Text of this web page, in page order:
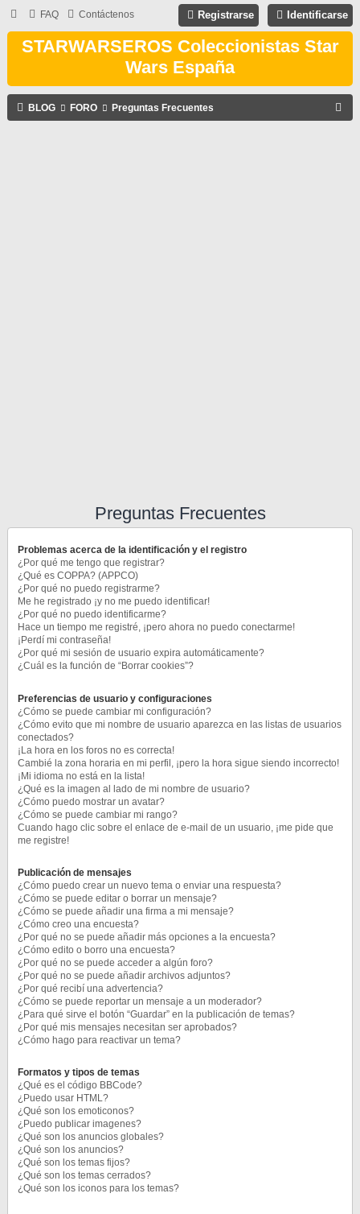
FAQ Contáctenos Identificarse
Registrarse
STARWARSEROS Coleccionistas Star
Wars España
BLOG FORO Preguntas Frecuentes
Preguntas Frecuentes
Problemas acerca de la identificación y el registro
¿Por qué me tengo que registrar?
¿Qué es COPPA? (APPCO)
¿Por qué no puedo registrarme?
Me he registrado ¡y no me puedo identificar!
¿Por qué no puedo identificarme?
Hace un tiempo me registré, ¡pero ahora no puedo conectarme!
¡Perdí mi contraseña!
¿Por qué mi sesión de usuario expira automáticamente?
¿Cuál es la función de “Borrar cookies”?
Preferencias de usuario y configuraciones
¿Cómo se puede cambiar mi configuración?
¿Cómo evito que mi nombre de usuario aparezca en las listas de usuarios
conectados?
¡La hora en los foros no es correcta!
Cambié la zona horaria en mi perfil, ¡pero la hora sigue siendo incorrecto!
¡Mi idioma no está en la lista!
¿Qué es la imagen al lado de mi nombre de usuario?
¿Cómo puedo mostrar un avatar?
¿Cómo se puede cambiar mi rango?
Cuando hago clic sobre el enlace de e-mail de un usuario, ¡me pide que
me registre!
Publicación de mensajes
¿Cómo puedo crear un nuevo tema o enviar una respuesta?
¿Cómo se puede editar o borrar un mensaje?
¿Cómo se puede añadir una firma a mi mensaje?
¿Cómo creo una encuesta?
¿Por qué no se puede añadir más opciones a la encuesta?
¿Cómo edito o borro una encuesta?
¿Por qué no se puede acceder a algún foro?
¿Por qué no se puede añadir archivos adjuntos?
¿Por qué recibí una advertencia?
¿Cómo se puede reportar un mensaje a un moderador?
¿Para qué sirve el botón “Guardar” en la publicación de temas?
¿Por qué mis mensajes necesitan ser aprobados?
¿Cómo hago para reactivar un tema?
Formatos y tipos de temas
¿Qué es el código BBCode?
¿Puedo usar HTML?
¿Qué son los emoticonos?
¿Puedo publicar imagenes?
¿Qué son los anuncios globales?
¿Qué son los anuncios?
¿Qué son los temas fijos?
¿Qué son los temas cerrados?
¿Qué son los iconos para los temas?